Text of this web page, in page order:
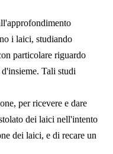
i laici, studiando
particolare riguardo
Tali studi
per ricevere e dare
dei laici nell'intento
dei laici, e di recare un